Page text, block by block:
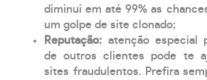
diminui em até 99% as
um golpe de site clonado;
Reputação: atenção especial
de outros clientes pode te
sites fraudulentos. Prefira